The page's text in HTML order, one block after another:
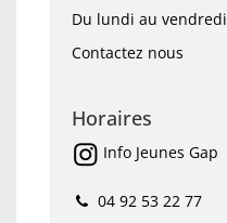
Du lundi au vendredi
Contactez nous
Horaires
Info Jeunes Gap
04 92 53 22 77